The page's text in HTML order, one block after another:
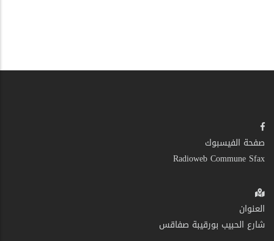
صفحة الفيسبوك
Radioweb Commune Sfax
العنوان
شارع الحبيب بورقيبة صفاقس